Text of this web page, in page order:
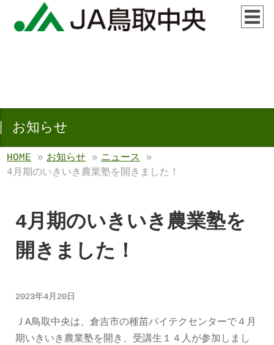
お知らせ
HOME » お知らせ » ニュース
»
4月期のいきいき農業塾を開きました！
4月期のいきいき農業塾を
開きました！
2023年4月20日
ＪA鳥取中央は、倉吉市の種苗バイテクセンターで４月
期いきいき農業塾を開き、受講生１４人が参加しまし